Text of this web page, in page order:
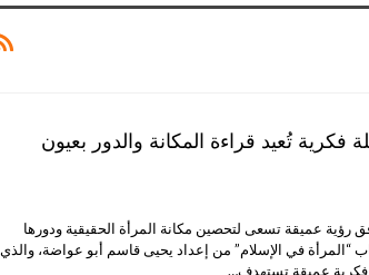
فكرية تُعيد قراءة المكانة والدور بعيون
عميقة تسعى لتحصين مكانة المرأة الحقيقية ودورها
“المرأة في الإسلام” من إعداد يحيى قاسم أبو عواضة، والذي
فكرية عميقة تستهدف…